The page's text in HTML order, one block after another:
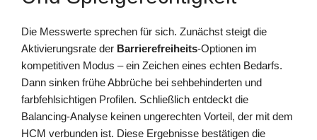
Die Messwerte sprechen für sich. Zunächst steigt die
Aktivierungsrate der Barrierefreiheits-Optionen im
kompetitiven Modus – ein Zeichen eines echten Bedarfs.
Dann sinken frühe Abbrüche bei sehbehinderten und
farbfehlsichtigen Profilen. Schließlich entdeckt die
Balancing-Analyse keinen ungerechten Vorteil, der mit dem
HCM verbunden ist. Diese Ergebnisse bestätigen die